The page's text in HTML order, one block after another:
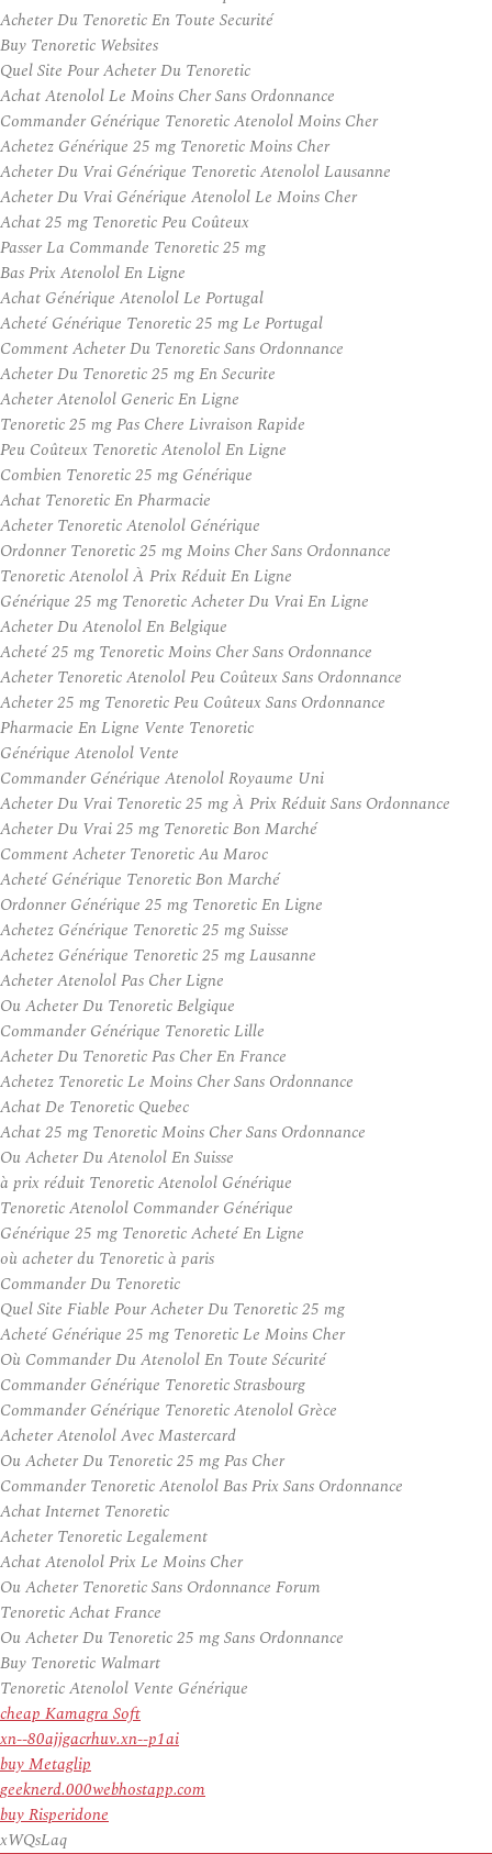
Acheter Du Tenoretic En Toute Securité
Buy Tenoretic Websites
Quel Site Pour Acheter Du Tenoretic
Achat Atenolol Le Moins Cher Sans Ordonnance
Commander Générique Tenoretic Atenolol Moins Cher
Achetez Générique 25 mg Tenoretic Moins Cher
Acheter Du Vrai Générique Tenoretic Atenolol Lausanne
Acheter Du Vrai Générique Atenolol Le Moins Cher
Achat 25 mg Tenoretic Peu Coûteux
Passer La Commande Tenoretic 25 mg
Bas Prix Atenolol En Ligne
Achat Générique Atenolol Le Portugal
Acheté Générique Tenoretic 25 mg Le Portugal
Comment Acheter Du Tenoretic Sans Ordonnance
Acheter Du Tenoretic 25 mg En Securite
Acheter Atenolol Generic En Ligne
Tenoretic 25 mg Pas Chere Livraison Rapide
Peu Coûteux Tenoretic Atenolol En Ligne
Combien Tenoretic 25 mg Générique
Achat Tenoretic En Pharmacie
Acheter Tenoretic Atenolol Générique
Ordonner Tenoretic 25 mg Moins Cher Sans Ordonnance
Tenoretic Atenolol À Prix Réduit En Ligne
Générique 25 mg Tenoretic Acheter Du Vrai En Ligne
Acheter Du Atenolol En Belgique
Acheté 25 mg Tenoretic Moins Cher Sans Ordonnance
Acheter Tenoretic Atenolol Peu Coûteux Sans Ordonnance
Acheter 25 mg Tenoretic Peu Coûteux Sans Ordonnance
Pharmacie En Ligne Vente Tenoretic
Générique Atenolol Vente
Commander Générique Atenolol Royaume Uni
Acheter Du Vrai Tenoretic 25 mg À Prix Réduit Sans Ordonnance
Acheter Du Vrai 25 mg Tenoretic Bon Marché
Comment Acheter Tenoretic Au Maroc
Acheté Générique Tenoretic Bon Marché
Ordonner Générique 25 mg Tenoretic En Ligne
Achetez Générique Tenoretic 25 mg Suisse
Achetez Générique Tenoretic 25 mg Lausanne
Acheter Atenolol Pas Cher Ligne
Ou Acheter Du Tenoretic Belgique
Commander Générique Tenoretic Lille
Acheter Du Tenoretic Pas Cher En France
Achetez Tenoretic Le Moins Cher Sans Ordonnance
Achat De Tenoretic Quebec
Achat 25 mg Tenoretic Moins Cher Sans Ordonnance
Ou Acheter Du Atenolol En Suisse
à prix réduit Tenoretic Atenolol Générique
Tenoretic Atenolol Commander Générique
Générique 25 mg Tenoretic Acheté En Ligne
où acheter du Tenoretic à paris
Commander Du Tenoretic
Quel Site Fiable Pour Acheter Du Tenoretic 25 mg
Acheté Générique 25 mg Tenoretic Le Moins Cher
Où Commander Du Atenolol En Toute Sécurité
Commander Générique Tenoretic Strasbourg
Commander Générique Tenoretic Atenolol Grèce
Acheter Atenolol Avec Mastercard
Ou Acheter Du Tenoretic 25 mg Pas Cher
Commander Tenoretic Atenolol Bas Prix Sans Ordonnance
Achat Internet Tenoretic
Acheter Tenoretic Legalement
Achat Atenolol Prix Le Moins Cher
Ou Acheter Tenoretic Sans Ordonnance Forum
Tenoretic Achat France
Ou Acheter Du Tenoretic 25 mg Sans Ordonnance
Buy Tenoretic Walmart
Tenoretic Atenolol Vente Générique
cheap Kamagra Soft
xn--80ajjgacrhuv.xn--p1ai
buy Metaglip
geeknerd.000webhostapp.com
buy Risperidone
xWQsLaq